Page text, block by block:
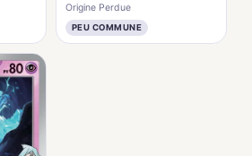
Origine Perdue
PEU COMMUNE